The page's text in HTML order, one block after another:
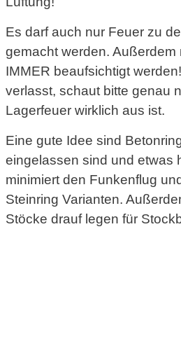
Es darf auch nur Feuer zu
gemacht werden. Außerdem
IMMER beaufsichtigt
verlasst, schaut bitte genau
Lagerfeuer wirklich aus ist.
Eine gute Idee sind
eingelassen sind und etwas
minimiert den Funkenflug
Steinring Varianten.
Stöcke drauf legen für